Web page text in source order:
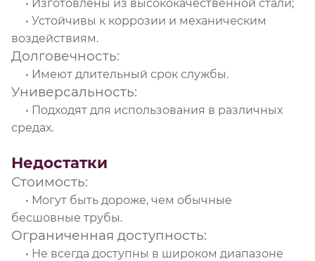
• Изготовлены из высококачественной стали;
• Устойчивы к коррозии и механическим
воздействиям.
Долговечность:
• Имеют длительный срок службы.
Универсальность:
• Подходят для использования в различных
средах.
Недостатки
Стоимость:
• Могут быть дороже, чем обычные
бесшовные трубы.
Ограниченная доступность:
• Не всегда доступны в широком диапазоне